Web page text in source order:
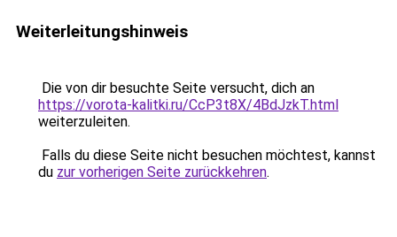
Weiterleitungshinweis
Die von dir besuchte Seite versucht, dich an
https://vorota-kalitki.ru/CcP3t8X/4BdJzkT.html
weiterzuleiten.
Falls du diese Seite nicht besuchen möchtest, kannst
du zur vorherigen Seite zurückkehren.